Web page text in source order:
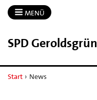
MENÜ
SPD Geroldsgrün
Start › News